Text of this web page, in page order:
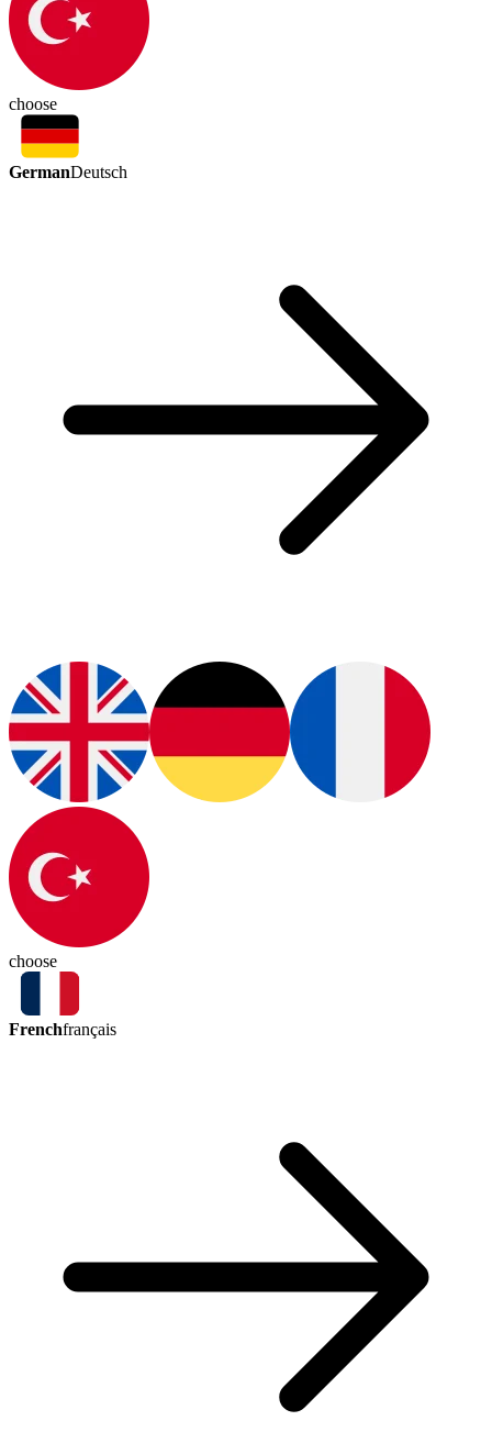
choose
GermanDeutsch
choose
Frenchfrançais